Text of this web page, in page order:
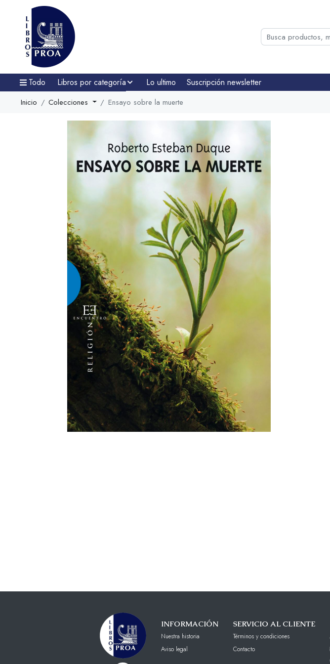
Todo Libros por categoría Lo ultimo Suscripción newsletter
Inicio Colecciones Ensayo sobre la muerte
INFORMACIÓN
Nuestra historia
Aviso legal
SERVICIO AL CLIENTE
Términos y condiciones
Contacto